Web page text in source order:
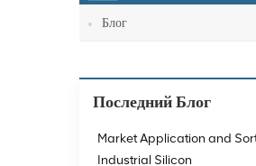
Блог
Последний Блог
Market Application and
Industrial Silicon